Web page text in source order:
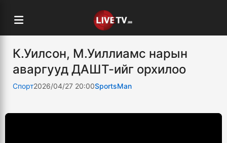
К.Уилсон, М.Уиллиамс нарын
аваргууд ДАШТ-ийг орхилоо
Спорт2026/04/27 20:00SportsMan